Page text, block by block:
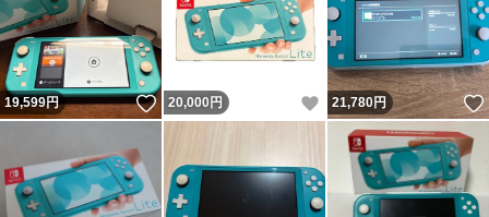
19,599円 いいね！
20,000 円 いいね！
21,780円